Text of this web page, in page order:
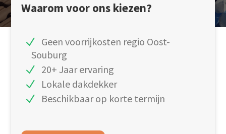
Waarom voor ons kiezen?
Geen voorrijkosten regio Oost-
Souburg
20+ Jaar ervaring
Lokale dakdekker
Beschikbaar op korte termijn